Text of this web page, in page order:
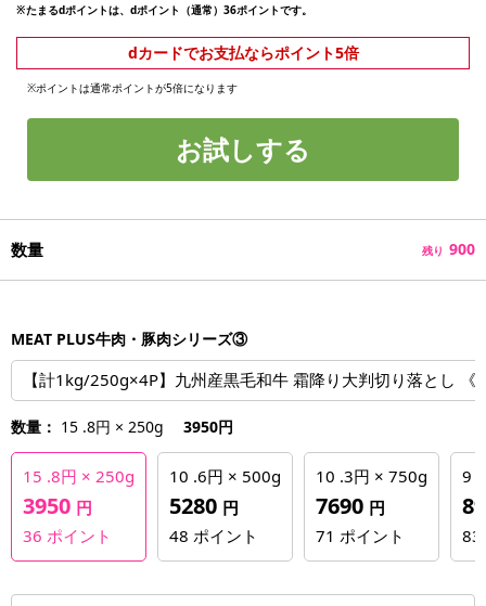
※たまるdポイントは、dポイント（通常）36ポイントです。
dカードでお支払ならポイント5倍
※ポイントは通常ポイントが5倍になります
お試しする
数量 残り 900
MEAT PLUS牛肉・豚肉シリーズ③
【計1kg/250g×4P】九州産黒毛和牛 霜降り大判切り落とし 《
数量： 15 .8円 × 250g 3950円
15 .8円 × 250g
3950 円
36 ポイント
10 .6円 × 500g
5280 円
48 ポイント
10 .3円 × 750g
7690 円
71 ポイント
9
83